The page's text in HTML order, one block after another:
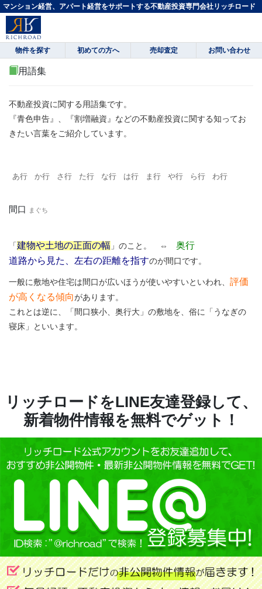
マンション経営、アパート経営をサポートする不動産投資専門会社リッチロード
物件を探す 初めての方へ 売却査定 お問い合わせ
用語集
不動産投資に関する用語集です。
『青色申告』、『割増融資』などの不動産投資に関する知ってお
きたい言葉をご紹介しています。
あ行 か行 さ行 た行 な行 は行 ま行 や行 ら行 わ行
間口 まぐち
「 建物や土地の正面の幅 」のこと。 ⇔ 奥行
道路から見た、左右の距離を指すのが間口です。
一般に敷地や住宅は間口が広いほうが使いやすいといわれ、 評価
が高くなる傾向があります。
これとは逆に、「間口狭小、奥行大」の敷地を、俗に「うなぎの
寝床」といいます。
リッチロードをLINE友達登録して、
新着物件情報を無料でゲット！